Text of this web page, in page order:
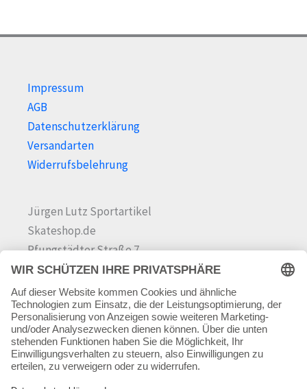
Impressum
AGB
Datenschutzerklärung
Versandarten
Widerrufsbelehrung
Jürgen Lutz Sportartikel
Skateshop.de
Pfungstädter Straße 7
64342 Seeheim-Jugenheim
Tel.06257 868181
Mail:info@skateshop.de
Warenkorb
Mein Konto